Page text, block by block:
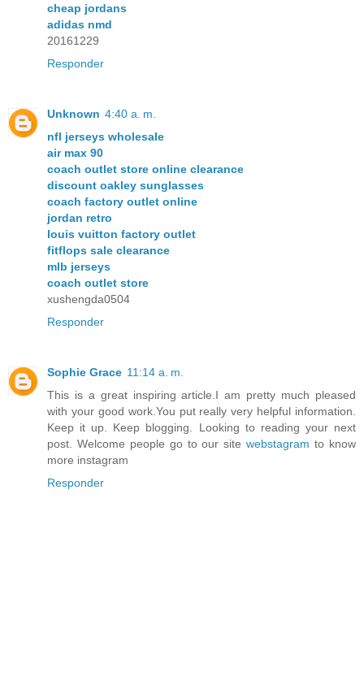
cheap jordans
adidas nmd
20161229
Responder
Unknown 4:40 a. m.
nfl jerseys wholesale
air max 90
coach outlet store online clearance
discount oakley sunglasses
coach factory outlet online
jordan retro
louis vuitton factory outlet
fitflops sale clearance
mlb jerseys
coach outlet store
xushengda0504
Responder
Sophie Grace 11:14 a. m.
This is a great inspiring article.I am pretty much pleased
with your good work.You put really very helpful information.
Keep it up. Keep blogging. Looking to reading your next
post. Welcome people go to our sitewebstagram to know
more instagram
Responder